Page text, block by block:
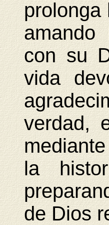
prolonga
amando
con su
vida
verdad,
la
de Dios